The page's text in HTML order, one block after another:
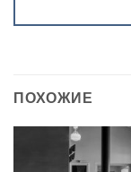
ПОХОЖИЕ